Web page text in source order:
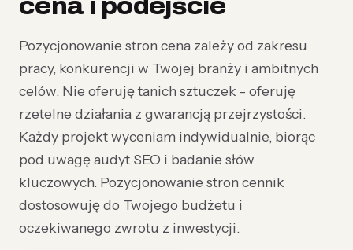
cena i podejście
Pozycjonowanie stron cena zależy od zakresu
pracy, konkurencji w Twojej branży i ambitnych
celów. Nie oferuję tanich sztuczek - oferuję
rzetelne działania z gwarancją przejrzystości.
Każdy projekt wyceniam indywidualnie, biorąc
pod uwagę audyt SEO i badanie słów
kluczowych. Pozycjonowanie stron cennik
dostosowuję do Twojego budżetu i
oczekiwanego zwrotu z inwestycji.